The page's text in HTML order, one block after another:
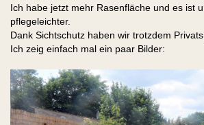
Ich habe jetzt mehr Rasenfläche und es ist
pflegeleichter.
Dank Sichtschutz haben wir trotzdem
Ich zeig einfach mal ein paar Bilder: